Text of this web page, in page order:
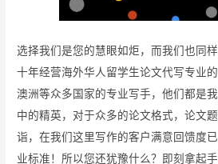
选择我们是您的慧眼如炬，而我们也同
十年经营海外华人留学生论文代写专业
澳洲等众多国家的专业写手，他们都是
中的精英，对于众多的论文格式，论文
诣，在我们这里写作的客户满意回馈度
业标准！所以您还犹豫什么？即刻拿起